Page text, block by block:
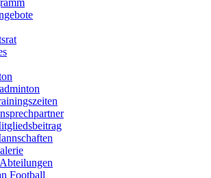
Football